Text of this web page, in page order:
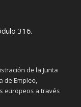
316.
de la Junta
de Empleo,
europeos a través